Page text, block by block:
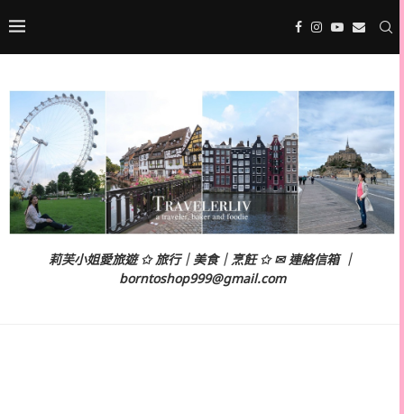
莉芙小姐愛旅遊 ✩ 旅行｜美食｜烹飪 ✩ ✉ 連絡信箱 ｜
borntoshop999@gmail.com